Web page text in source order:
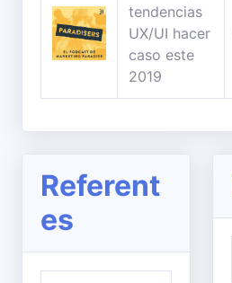
tendencias
UX/UI hacer
caso este
2019
Referent
es